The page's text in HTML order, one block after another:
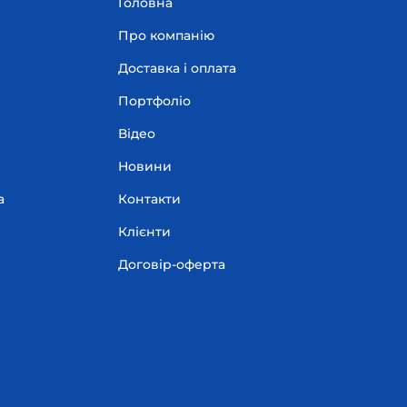
Про компанію
Доставка і оплата
Портфоліо
Відео
Новини
Контакти
Клієнти
Договір-оферта